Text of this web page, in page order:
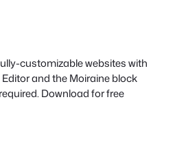
customizable websites with
and the Moiraine block
Download for free